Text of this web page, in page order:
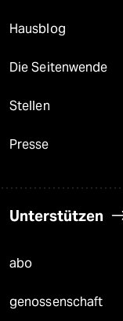
Hausblog
Die Seitenwende
Stellen
Presse
Unterstützen
abo
genossenschaft